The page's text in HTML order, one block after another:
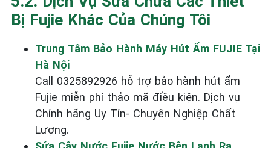
Bị Fujie Khác Của Chúng Tôi
Trung Tâm Bảo Hành Máy Hút Ẩm FUJIE Tại
Hà Nội
Call 0325892926 hỗ trợ bảo hành hút ẩm
Fujie miễn phí thảo mã điều kiện. Dịch vụ
Chính hãng Uy Tín- Chuyên Nghiệp Chất
Lượng.